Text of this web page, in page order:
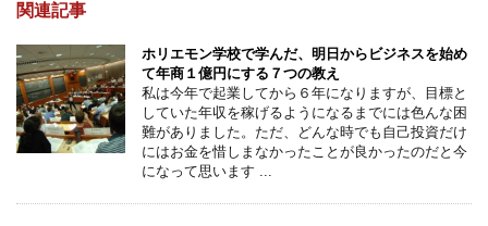
関連記事
ホリエモン学校で学んだ、明日からビジネスを始め
て年商１億円にする７つの教え
私は今年で起業してから６年になりますが、目標と
していた年収を稼げるようになるまでには色んな困
難がありました。ただ、どんな時でも自己投資だけ
にはお金を惜しまなかったことが良かったのだと今
になって思います ...